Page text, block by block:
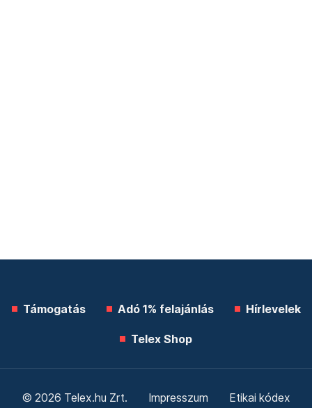
Támogatás Adó 1% felajánlás Hírlevelek
Telex Shop
© 2026 Telex.hu Zrt. Impresszum Etikai kódex